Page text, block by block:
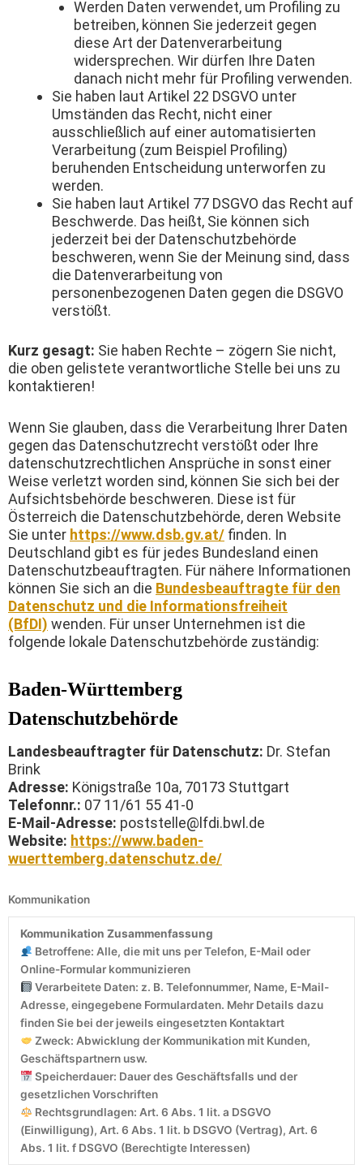
Werden Daten verwendet, um Profiling zu
betreiben, können Sie jederzeit gegen
diese Art der Datenverarbeitung
widersprechen. Wir dürfen Ihre Daten
danach nicht mehr für Profiling verwenden.
Sie haben laut Artikel 22 DSGVO unter
Umständen das Recht, nicht einer
ausschließlich auf einer automatisierten
Verarbeitung (zum Beispiel Profiling)
beruhenden Entscheidung unterworfen zu
werden.
Sie haben laut Artikel 77 DSGVO das Recht auf
Beschwerde. Das heißt, Sie können sich
jederzeit bei der Datenschutzbehörde
beschweren, wenn Sie der Meinung sind, dass
die Datenverarbeitung von
personenbezogenen Daten gegen die DSGVO
verstößt.
Kurz gesagt: Sie haben Rechte – zögern Sie nicht,
die oben gelistete verantwortliche Stelle bei uns zu
kontaktieren!
Wenn Sie glauben, dass die Verarbeitung Ihrer Daten
gegen das Datenschutzrecht verstößt oder Ihre
datenschutzrechtlichen Ansprüche in sonst einer
Weise verletzt worden sind, können Sie sich bei der
Aufsichtsbehörde beschweren. Diese ist für
Österreich die Datenschutzbehörde, deren Website
Sie unter https://www.dsb.gv.at/ finden. In
Deutschland gibt es für jedes Bundesland einen
Datenschutzbeauftragten. Für nähere Informationen
können Sie sich an die Bundesbeauftragte für den
Datenschutz und die Informationsfreiheit
(BfDI) wenden. Für unser Unternehmen ist die
folgende lokale Datenschutzbehörde zuständig:
Baden-Württemberg
Datenschutzbehörde
Landesbeauftragter für Datenschutz: Dr. Stefan
Brink
Adresse: Königstraße 10a, 70173 Stuttgart
Telefonnr.: 07 11/61 55 41-0
E-Mail-Adresse: poststelle@lfdi.bwl.de
Website: https://www.baden-
wuerttemberg.datenschutz.de/
Kommunikation
Kommunikation Zusammenfassung
Betroffene: Alle, die mit uns per Telefon, E-Mail oder
Online-Formular kommunizieren
Verarbeitete Daten: z. B. Telefonnummer, Name, E-Mail-
Adresse, eingegebene Formulardaten. Mehr Details dazu
finden Sie bei der jeweils eingesetzten Kontaktart
Zweck: Abwicklung der Kommunikation mit Kunden,
Geschäftspartnern usw.
Speicherdauer: Dauer des Geschäftsfalls und der
gesetzlichen Vorschriften
Rechtsgrundlagen: Art. 6 Abs. 1 lit. a DSGVO
(Einwilligung), Art. 6 Abs. 1 lit. b DSGVO (Vertrag), Art. 6
Abs. 1 lit. f DSGVO (Berechtigte Interessen)